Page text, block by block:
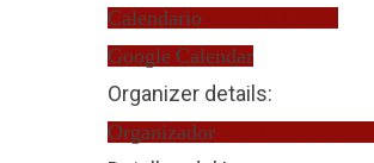
Calendario
Google Calendar
Organizer details:
Organizador